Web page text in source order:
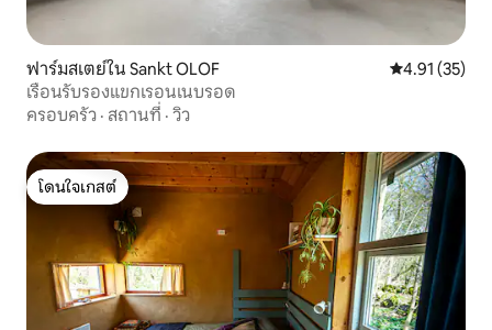
ฟาร์มสเตย์ใน Sankt OLOF คะแนนเฉลี่ย
4.91 (35)
เรือนรับรองแขกเรอนเนบรอด
ครอบครัว · สถานที่ · วิว
โดนใจเกสต์
โดนใจเกสต์